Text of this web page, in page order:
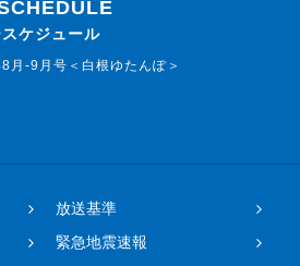
ケジュール
月-9月号＜白根ゆたんぽ＞
放送基準
緊急地震速報